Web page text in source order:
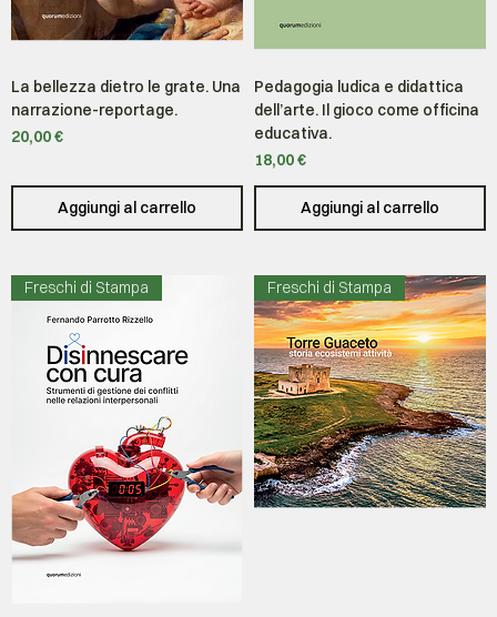
La bellezza dietro le grate. Una
narrazione-reportage.
Prezzo
20,00 €
Aggiungi al carrello
Pedagogia ludica e didattica
dell’arte. Il gioco come officina
educativa.
Prezzo
18,00 €
Aggiungi al carrello
Freschi di Stampa Freschi di Stampa